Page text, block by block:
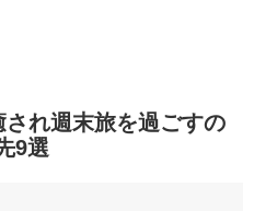
れ週末旅を過ごすの
9選